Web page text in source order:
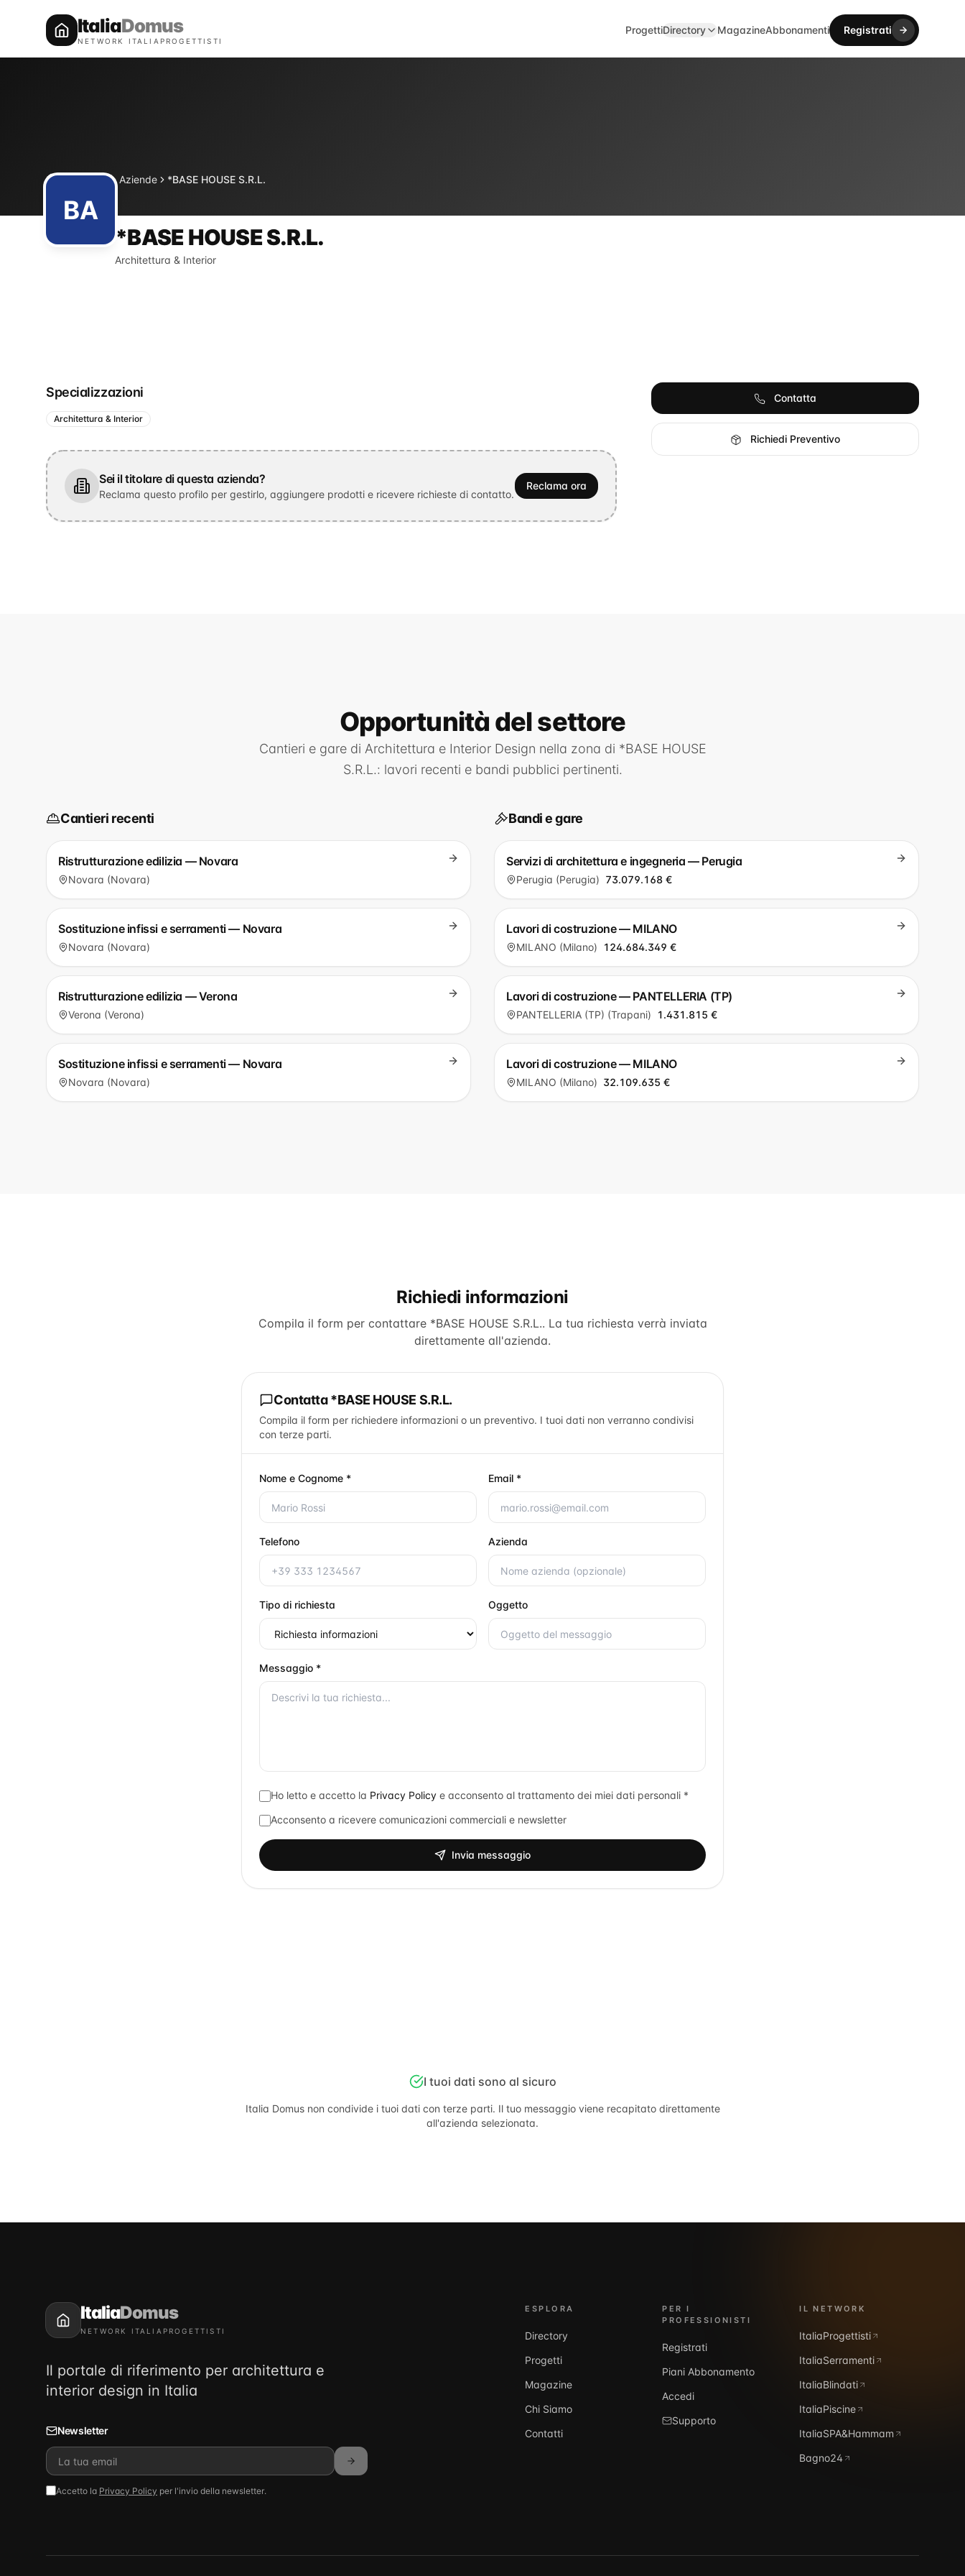
ItaliaDomus
NETWORK ITALIAPROGETTISTI
ProgettiDirectory MagazineAbbonamenti Registrati
HomeDirectory Aziende *BASE HOUSE S.R.L.
BA
*BASE HOUSE S.R.L.
Architettura & Interior
Specializzazioni
Architettura & Interior
Sei il titolare di questa azienda?
Reclama questo profilo per gestirlo, aggiungere prodotti e ricevere richieste di contatto.
Reclama ora
Contatta
Richiedi Preventivo
Opportunità del settore
Cantieri e gare di Architettura e Interior Design nella zona di *BASE HOUSE
S.R.L.: lavori recenti e bandi pubblici pertinenti.
Cantieri recenti
Ristrutturazione edilizia — Novara
Novara (Novara)
Sostituzione infissi e serramenti — Novara
Novara (Novara)
Ristrutturazione edilizia — Verona
Verona (Verona)
Sostituzione infissi e serramenti — Novara
Novara (Novara)
Bandi e gare
Servizi di architettura e ingegneria — Perugia
Perugia (Perugia) 73.079.168 €
Lavori di costruzione — MILANO
MILANO (Milano) 124.684.349 €
Lavori di costruzione — PANTELLERIA (TP)
PANTELLERIA (TP) (Trapani) 1.431.815 €
Lavori di costruzione — MILANO
MILANO (Milano) 32.109.635 €
Richiedi informazioni
Compila il form per contattare *BASE HOUSE S.R.L.. La tua richiesta verrà inviata
direttamente all'azienda.
Contatta*BASE HOUSE S.R.L.
Compila il form per richiedere informazioni o un preventivo. I tuoi dati non verranno condivisi
con terze parti.
Nome e Cognome * Email *
Telefono Azienda
Tipo di richiesta Oggetto
Messaggio *
Ho letto e accetto la Privacy Policy e acconsento al trattamento dei miei dati personali *
Acconsento a ricevere comunicazioni commerciali e newsletter
Invia messaggio
I tuoi dati sono al sicuro
Italia Domusnon condivide i tuoi dati con terze parti. Il tuo messaggio viene recapitato direttamente
all'azienda selezionata.
ItaliaDomus
NETWORK ITALIAPROGETTISTI
Il portale di riferimento per architettura e
interior design in Italia
Newsletter
Accetto la Privacy Policy per l'invio della newsletter.
ESPLORA
Directory
Progetti
Magazine
Chi Siamo
Contatti
PER I
PROFESSIONISTI
Registrati
Piani Abbonamento
Accedi
Supporto
IL NETWORK
ItaliaProgettisti
ItaliaSerramenti
ItaliaBlindati
ItaliaPiscine
ItaliaSPA&Hammam
Bagno24